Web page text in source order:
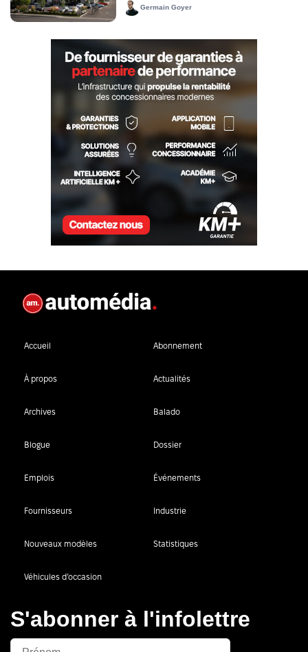
Germain Goyer
Accueil Abonnement
À propos Actualités
Archives Balado
Blogue Dossier
Emplois Événements
Fournisseurs Industrie
Nouveaux modèles Statistiques
Véhicules d’occasion
S'abonner à l'infolettre